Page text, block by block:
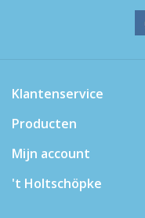
Merken
Klantenservice
Producten
Mijn account
't Holtschöpke